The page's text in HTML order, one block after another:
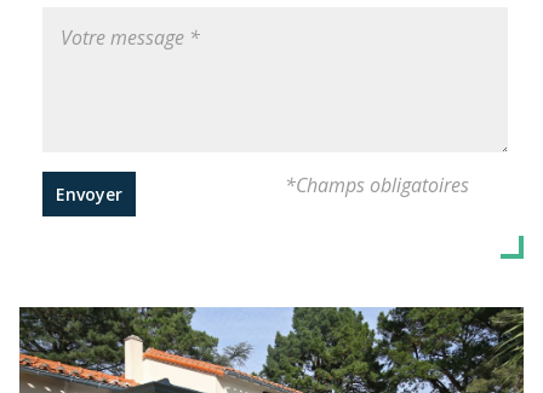
Envoyer *Champs obligatoires